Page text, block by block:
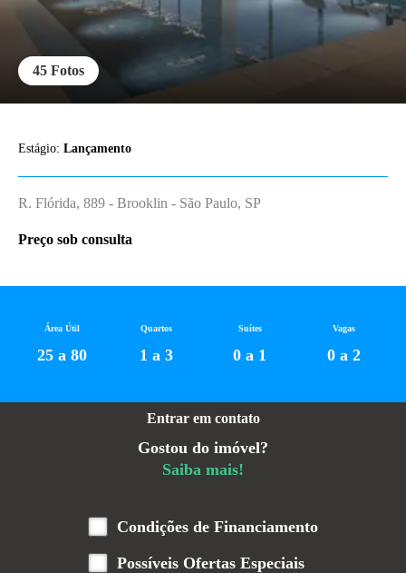
45 Fotos
Entrar em contato
Gostou do imóvel?
Saiba mais!
Condições de Financiamento
Possíveis Ofertas Especiais
Área Útil
25 a 80
Quartos
1 a 3
Suítes
0 a 1
Vagas
0 a 2
Estágio: Lançamento
R. Flórida, 889 - Brooklin - São Paulo, SP
Preço sob consulta